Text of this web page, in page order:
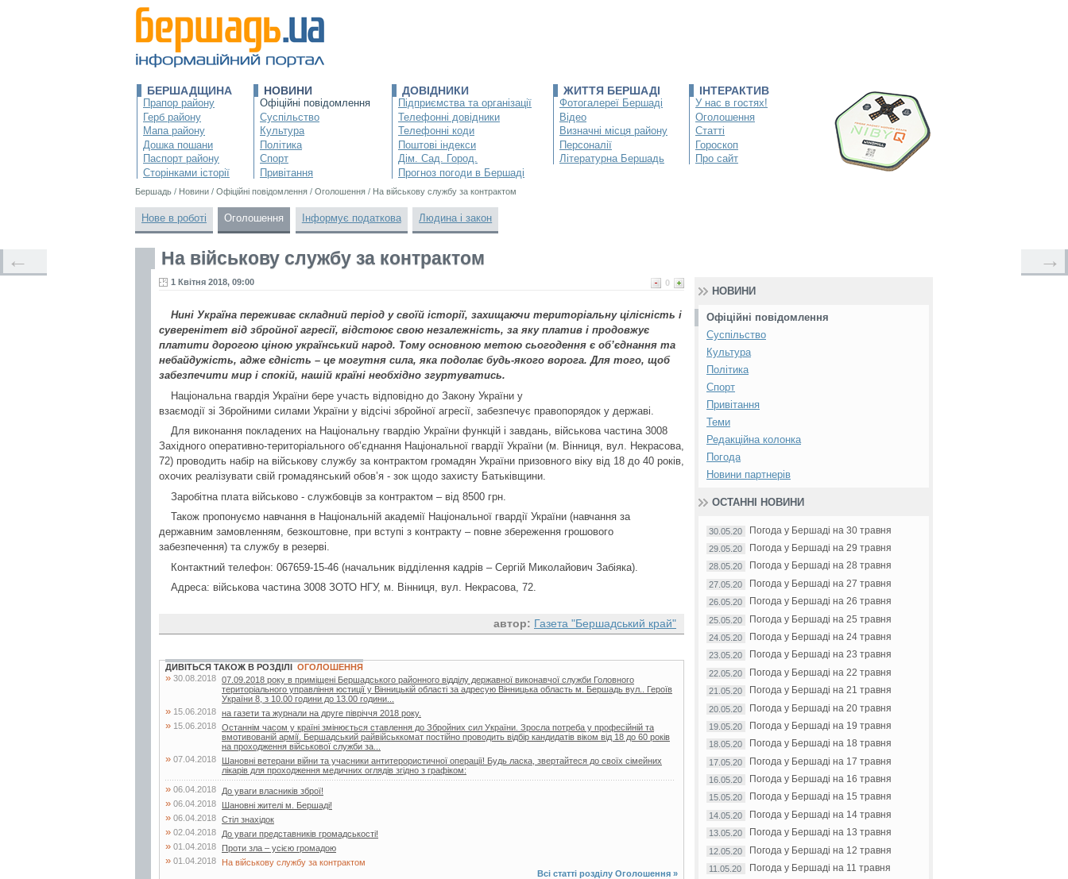
БЕРШАДЩИНА
Прапор району
Герб району
Мапа району
Дошка пошани
Паспорт району
Сторінками історії
НОВИНИ
Офіційні повідомлення
Суспільство
Культура
Політика
Спорт
Привітання
ДОВІДНИКИ
Підприємства та організації
Телефонні довідники
Телефонні коди
Поштові індекси
Дім. Сад. Город.
Прогноз погоди в Бершаді
ЖИТТЯ БЕРШАДІ
Фотогалереї Бершаді
Відео
Визначні місця району
Персоналії
Літературна Бершадь
ІНТЕРАКТИВ
У нас в гостях!
Оголошення
Статті
Гороскоп
Про сайт
Бершадь / Новини / Офіційні повідомлення / Оголошення / На військову службу за контрактом
Нове в роботі Оголошення Інформує податкова Людина і закон
На військову службу за контрактом
0
1 Квітня 2018, 09:00
Нині Україна переживає складний період у своїй історії, захищаючи територіальну цілісність і
суверенітет від збройної агресії, відстоює свою незалежність, за яку платив і продовжує
платити дорогою ціною український народ. Тому основною метою сьогодення є об’єднання та
небайдужість, адже єдність – це могутня сила, яка подолає будь-якого ворога. Для того, щоб
забезпечити мир і спокій, нашій країні необхідно згуртуватись.
Національна гвардія України бере участь відповідно до Закону України у
взаємодії зі Збройними силами України у відсічі збройної агресії, забезпечує правопорядок у державі.
Для виконання покладених на Національну гвардію України функцій і завдань, військова частина 3008
Західного оперативно-територіального об’єднання Національної гвардії України (м. Вінниця, вул. Некрасова,
72) проводить набір на військову службу за контрактом громадян України призовного віку від 18 до 40 років,
охочих реалізувати свій громадянський обов’я - зок щодо захисту Батьківщини.
Заробітна плата військово - службовців за контрактом – від 8500 грн.
Також пропонуємо навчання в Національній академії Національної гвардії України (навчання за
державним замовленням, безкоштовне, при вступі з контракту – повне збереження грошового
забезпечення) та службу в резерві.
Контактний телефон: 067659-15-46 (начальник відділення кадрів – Сергій Миколайович Забіяка).
Адреса: військова частина 3008 ЗОТО НГУ, м. Вінниця, вул. Некрасова, 72.
автор: Газета "Бершадський край"
← →
ДИВІТЬСЯ ТАКОЖ В РОЗДІЛІ ОГОЛОШЕННЯ
» 30.08.2018 07.09.2018 року в приміщені Бершадського районного відділу державної виконавчої служби Головного
територіального управління юстиції у Вінницькій області за адресую Вінницька область м. Бершадь вул.. Героїв
України 8, з 10.00 години до 13.00 години...
» 15.06.2018 на газети та журнали на друге півріччя 2018 року.
» 15.06.2018 Останнім часом у країні змінюється ставлення до Збройних сил України. Зросла потреба у професійній та
вмотивованій армії. Бершадський райвійськкомат постійно проводить відбір кандидатів віком від 18 до 60 років
на проходження військової служби за...
» 07.04.2018
Шановні ветерани війни та учасники антитерористичної операції! Будь ласка, звертайтеся до своїх сімейних
лікарів для проходження медичних оглядів згідно з графіком:
» 06.04.2018 До уваги власників зброї!
» 06.04.2018 Шановні жителі м. Бершаді!
» 06.04.2018 Стіл знахідок
» 02.04.2018 До уваги представників громадськості!
» 01.04.2018 Проти зла – усією громадою
» 01.04.2018
На військову службу за контрактом
Всі статті розділу Оголошення »
НОВИНИ
Офіційні повідомлення
Суспільство
Культура
Політика
Спорт
Привітання
Теми
Редакційна колонка
Погода
Новини партнерів
ОСТАННІ НОВИНИ
30.05.20 Погода у Бершаді на 30 травня
29.05.20 Погода у Бершаді на 29 травня
28.05.20 Погода у Бершаді на 28 травня
27.05.20 Погода у Бершаді на 27 травня
26.05.20 Погода у Бершаді на 26 травня
25.05.20 Погода у Бершаді на 25 травня
24.05.20 Погода у Бершаді на 24 травня
23.05.20 Погода у Бершаді на 23 травня
22.05.20 Погода у Бершаді на 22 травня
21.05.20 Погода у Бершаді на 21 травня
20.05.20 Погода у Бершаді на 20 травня
19.05.20 Погода у Бершаді на 19 травня
18.05.20 Погода у Бершаді на 18 травня
17.05.20 Погода у Бершаді на 17 травня
16.05.20 Погода у Бершаді на 16 травня
15.05.20 Погода у Бершаді на 15 травня
14.05.20 Погода у Бершаді на 14 травня
13.05.20 Погода у Бершаді на 13 травня
12.05.20 Погода у Бершаді на 12 травня
11.05.20 Погода у Бершаді на 11 травня